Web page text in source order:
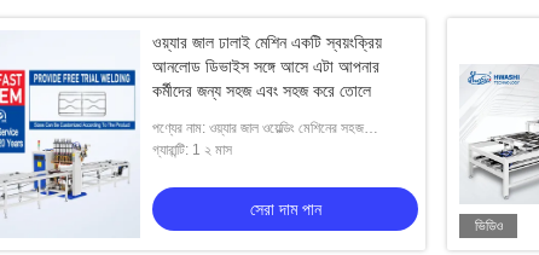
ওয়্যার জাল ঢালাই মেশিন একটি স্বয়ংক্রিয়
আনলোড ডিভাইস সঙ্গে আসে এটা আপনার
কর্মীদের জন্য সহজ এবং সহজ করে তোলে
পণ্যের নাম: ওয়্যার জাল ওয়েল্ডিং মেশিনের সহজ
অপারেশনের জন্য স্বয়ংক্রিয় আনলোডিং ডিভাইস
গ্যারান্টি: 1 ২ মাস
সেরা দাম পান
ভিডিও